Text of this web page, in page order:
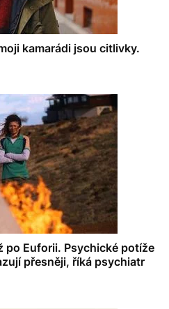
kamarádi jsou citlivky.
po Euforii. Psychické potíže
přesněji, říká psychiatr